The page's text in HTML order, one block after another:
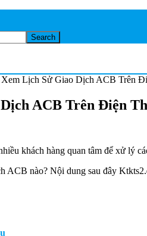
Xem Lịch Sử Giao Dịch ACB Trên
ACB Trên Điện
khách hàng quan tâm để xử lý
ACB nào? Nội dung sau đây